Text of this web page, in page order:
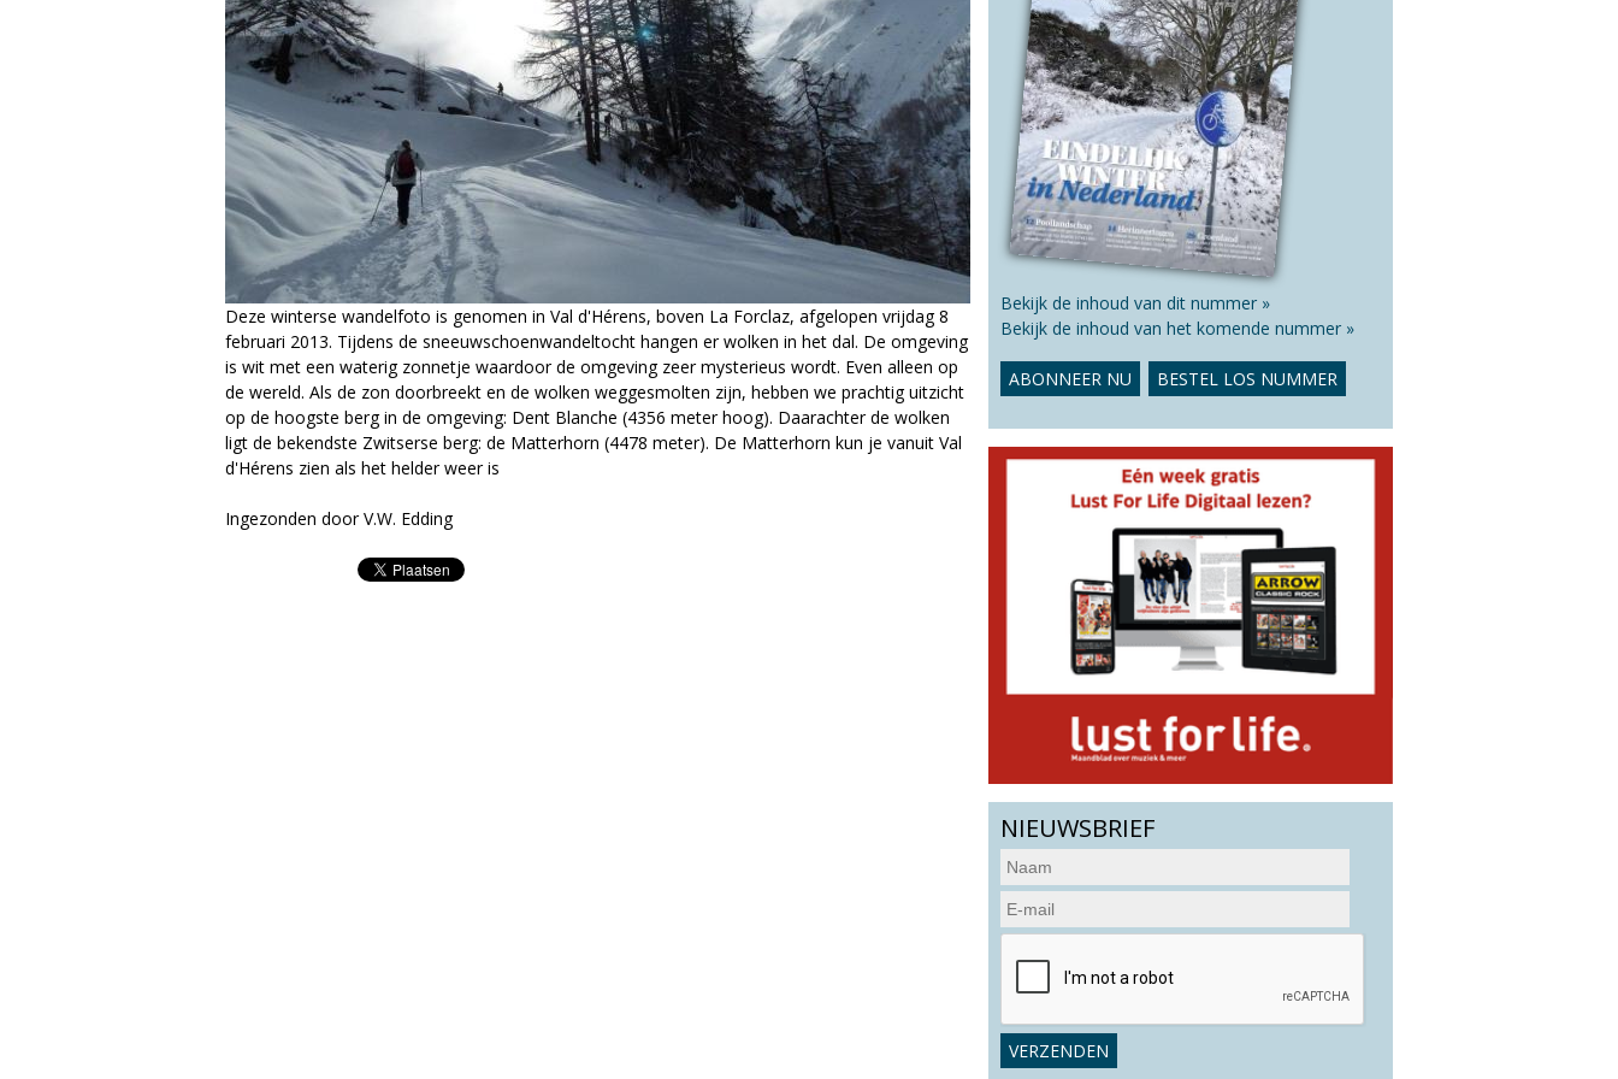
a
g
a
z
i
n
e
Deze winterse wandelfoto is genomen in Val d'Hérens, boven La Forclaz, afgelopen vrijdag 8
februari 2013. Tijdens de sneeuwschoenwandeltocht hangen er wolken in het dal. De omgeving
is wit met een waterig zonnetje waardoor de omgeving zeer mysterieus wordt. Even alleen op
de wereld. Als de zon doorbreekt en de wolken weggesmolten zijn, hebben we prachtig uitzicht
op de hoogste berg in de omgeving: Dent Blanche (4356 meter hoog). Daarachter de wolken
ligt de bekendste Zwitserse berg: de Matterhorn (4478 meter). De Matterhorn kun je vanuit Val
d'Hérens zien als het helder weer is
Ingezonden door V.W. Edding
Bekijk de inhoud van dit nummer »
Bekijk de inhoud van het komende nummer »
ABONNEER NU BESTEL LOS NUMMER
NIEUWSBRIEF